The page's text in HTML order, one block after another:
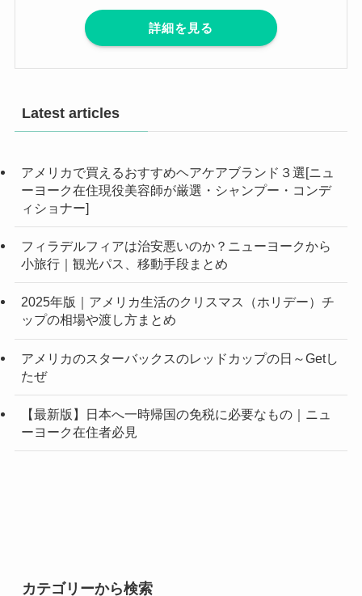
詳細を見る
Latest articles
アメリカで買えるおすすめヘアケアブランド３選[ニュ
ーヨーク在住現役美容師が厳選・シャンプー・コンデ
ィショナー]
フィラデルフィアは治安悪いのか？ニューヨークから
小旅行｜観光パス、移動手段まとめ
2025年版｜アメリカ生活のクリスマス（ホリデー）チ
ップの相場や渡し方まとめ
アメリカのスターバックスのレッドカップの日～Getし
たぜ
【最新版】日本へ一時帰国の免税に必要なもの｜ニュ
ーヨーク在住者必見
カテゴリーから検索